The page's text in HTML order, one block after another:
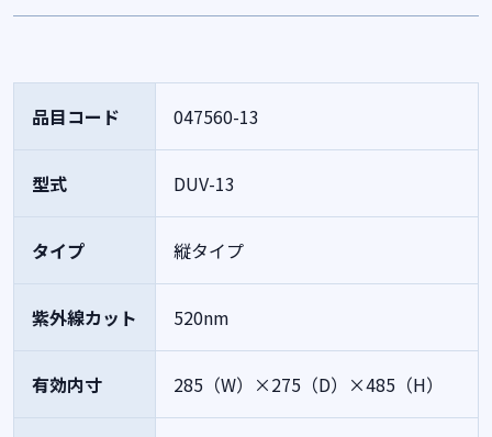
品目コード 047560-13
型式 DUV-13
タイプ 縦タイプ
紫外線カット 520nm
有効内寸 285（W）×275（D）×485（H）